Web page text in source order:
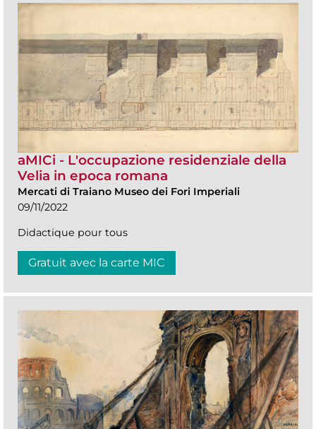
aMICi - L'occupazione residenziale della
Velia in epoca romana
Mercati di Traiano Museo dei Fori Imperiali
09/11/2022
Didactique pour tous
Gratuit avec la carte MIC